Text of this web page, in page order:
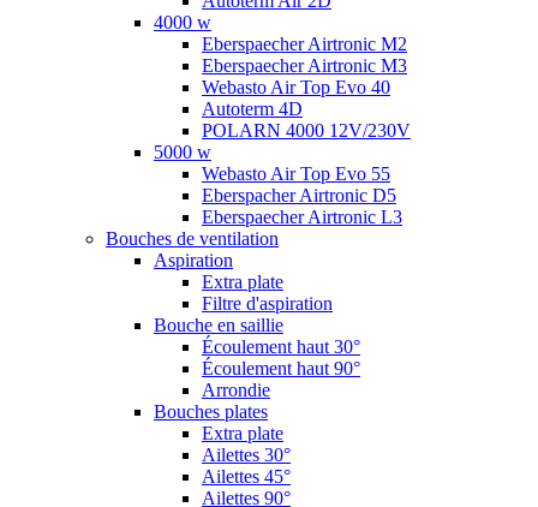
4000 w
Eberspaecher Airtronic M2
Eberspaecher Airtronic M3
Webasto Air Top Evo 40
Autoterm 4D
POLARN 4000 12V/230V
5000 w
Webasto Air Top Evo 55
Eberspacher Airtronic D5
Eberspaecher Airtronic L3
Bouches de ventilation
Aspiration
Extra plate
Filtre d'aspiration
Bouche en saillie
Écoulement haut 30°
Écoulement haut 90°
Arrondie
Bouches plates
Extra plate
Ailettes 30°
Ailettes 45°
Ailettes 90°